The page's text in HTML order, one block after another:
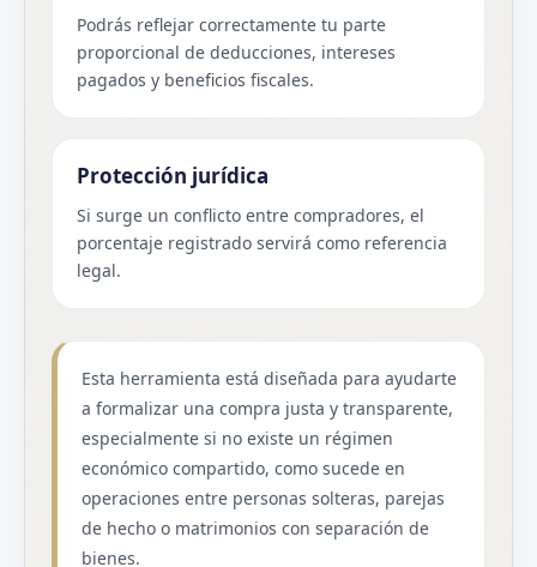
Podrás reflejar correctamente tu parte
proporcional de deducciones, intereses
pagados y beneficios fiscales.
Protección jurídica
Si surge un conflicto entre compradores, el
porcentaje registrado servirá como referencia
legal.
Esta herramienta está diseñada para ayudarte
a formalizar una compra justa y transparente,
especialmente si no existe un régimen
económico compartido, como sucede en
operaciones entre personas solteras, parejas
de hecho o matrimonios con separación de
bienes.